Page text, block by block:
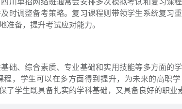
川单招网络班通常会安排多次模拟考试和复习课
时调整备考策略。复习课程则带领学生系统复习
准备，提升考试应对能力。
础、综合素质、专业基础和实用技能等多方面的
，学生可以在多方面得到提升，为未来的高职
了学生既具备扎实的学科基础，又具备良好的职业